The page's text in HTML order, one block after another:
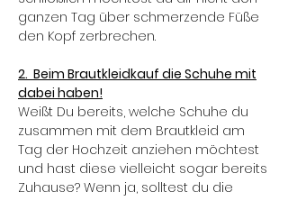
ganzen Tag über schmerzende Füße
den Kopf zerbrechen.
2. Beim Brautkleidkauf die Schuhe mit
dabei haben!
Weißt Du bereits, welche Schuhe du
zusammen mit dem Brautkleid am
Tag der Hochzeit anziehen möchtest
und hast diese vielleicht sogar bereits
Zuhause? Wenn ja, solltest du die